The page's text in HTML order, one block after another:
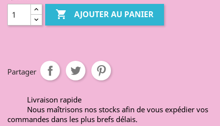
 AJOUTER AU PANIER
Partager
Livraison rapide
Nous maîtrisons nos stocks afin de vous expédier vos
commandes dans les plus brefs délais.